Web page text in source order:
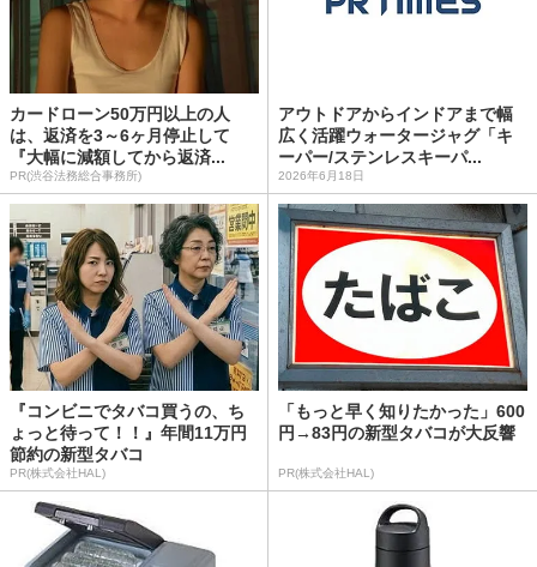
カードローン50万円以上の人
は、返済を3～6ヶ月停止して
『大幅に減額してから返済...
PR(渋谷法務総合事務所)
アウトドアからインドアまで幅
広く活躍ウォータージャグ「キ
ーパー/ステンレスキーパ...
2026年6月18日
『コンビニでタバコ買うの、ち
ょっと待って！！』年間11万円
節約の新型タバコ
PR(株式会社HAL)
「もっと早く知りたかった」600
円→83円の新型タバコが大反響
PR(株式会社HAL)